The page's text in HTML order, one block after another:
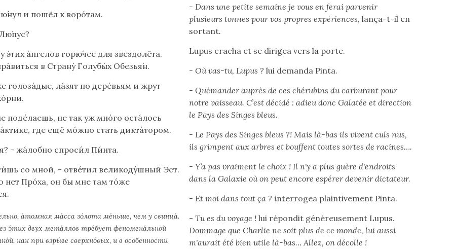
и пошёл к воро́там.
э́тих а́нгелов горю́чее для звездолёта.
в Страну́ Голубы́х Обезья́н.
голоза́дые, ла́зят по дере́вьям и жрут
поде́лаешь, не так уж мно́го оста́лось
где ещё мо́жно стать дикта́тором.
- жа́лобно спроси́л Пи́нта.
со мной, - отве́тил великоду́шный Эст.
нет Про́ха, он бы мне там то́же
а́томная ма́сса зо́лота ме́ньше, чем у свинца́.
э́тих двух мета́ллов тре́бует феномена́льной
как при взры́ве сверхно́вых, и в особенности
- Dans une petite semaine je vous en ferai parvenir
plusieurs tonnes pour vos propres expériences, lança-t-il en
sortant.
Lupus cracha et se dirigea vers la porte.
- Où vas-tu, Lupus ?lui demanda Pinta.
- Quémander auprès de ces chérubins du carburant pour
notre vaisseau. C’est décidé : adieu donc Galatée et direction
le Pays des Singes bleus.
- Le Pays des Singes bleus ?! Mais là-bas ils vivent culs nus,
ils grimpent aux arbres et bouffent toutes sortes de racines….
- Y’a pas vraiment le choix ! Il n'y a plus guère d'endroits
dans la Galaxie où on peut encore espérer devenir dictateur.
- Et moi dans tout ça ? interrogea plaintivement Pinta.
- Tu es du voyage !lui répondit généreusement Lupus.
Dommage que Charlie ne soit plus de ce monde, lui aussi
m'aurait été bien utile là-bas… Allez, on décolle !